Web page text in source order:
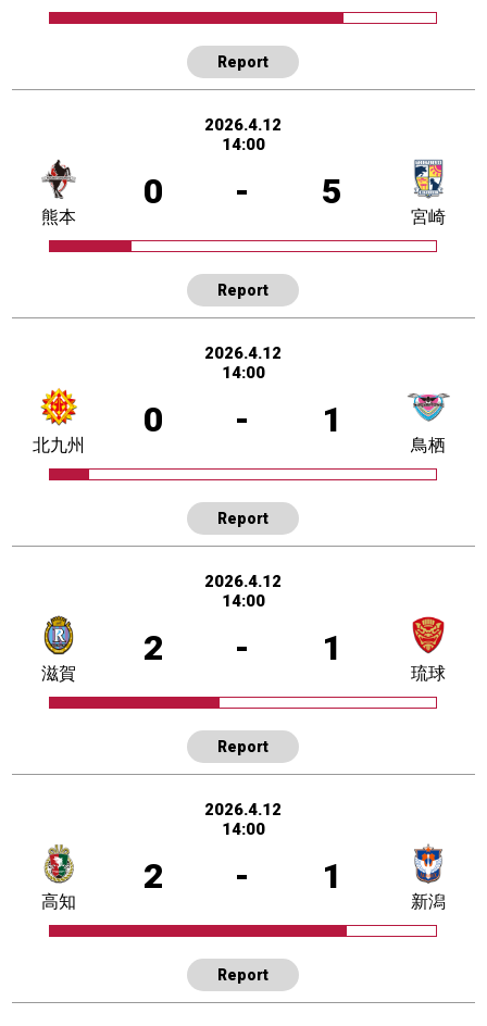
Report
2026.4.12
14:00
0 - 5
熊本 宮崎
Report
2026.4.12
14:00
0 - 1
北九州 鳥栖
Report
2026.4.12
14:00
2 - 1
滋賀 琉球
Report
2026.4.12
14:00
2 - 1
高知 新潟
Report